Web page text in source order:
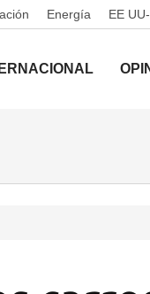
Energía EE